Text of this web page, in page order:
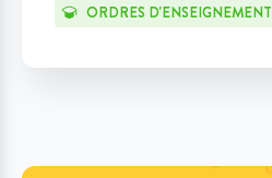
ORDRES D'ENSEIGNEMENT